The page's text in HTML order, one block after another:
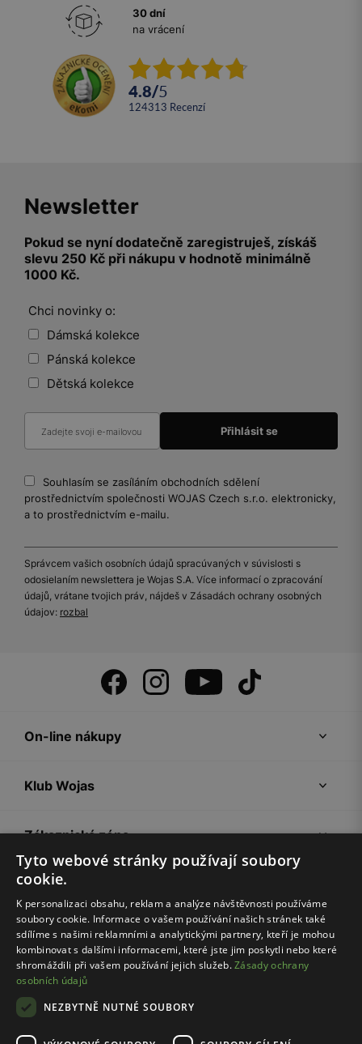
30 dní
na vrácení
4.8/5
124313 recenzí
Newsletter
Pokud se nyní dodatečně zaregistruješ, získáš
slevu 250 Kč při nákupu v hodnotě minimálně
1000 Kč.
Chci novinky o:
Dámská kolekce
Pánská kolekce
Dětská kolekce
Souhlasím se zasíláním obchodních sdělení
prostřednictvím společnosti WOJAS Czech s.r.o. elektronicky,
a to prostřednictvím e-mailu.
Správcem vašich osobních údajů spracúvaných v súvislosti s
odosielaním newslettera je Wojas S.A. Více informací o zpracování
údajů, vrátane tvojich práv, nájdeš v Zásadách ochrany osobných
údajov: rozbal
On-line nákupy
Klub Wojas
Zákaznická zóna
Společnost Wojas
Rady
Tyto webové stránky používají soubory
cookie.
K personalizaci obsahu, reklam a analýze návštěvnosti používáme
soubory cookie. Informace o vašem používání našich stránek také
sdílíme s našimi reklamními a analytickými partnery, kteří je mohou
kombinovat s dalšími informacemi, které jste jim poskytli nebo které
shromáždili při vašem používání jejich služeb.Zásady ochrany
osobních údajů
NEZBYTNĚ NUTNÉ SOUBORY